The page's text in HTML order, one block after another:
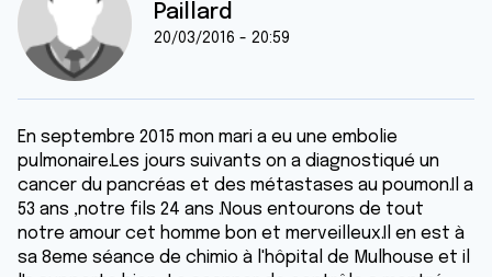
Paillard
20/03/2016 - 20:59
En septembre 2015 mon mari a eu une embolie
pulmonaire.Les jours suivants on a diagnostiqué un
cancer du pancréas et des métastases au poumon.Il a
53 ans ,notre fils 24 ans .Nous entourons de tout
notre amour cet homme bon et merveilleux.Il en est à
sa 8eme séance de chimio à l'hôpital de Mulhouse et il